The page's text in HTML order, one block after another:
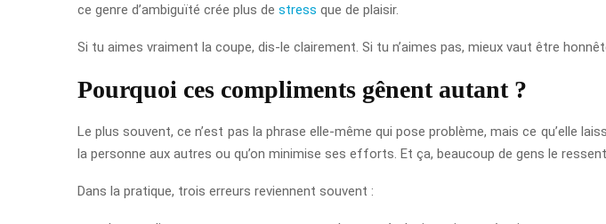
ce genre d’ambiguïté crée plus de stress que de plaisir.
Si tu aimes vraiment la coupe, dis-le clairement. Si tu n’aimes pas, mieux vaut être
Pourquoi ces compliments gênent autant ?
Le plus souvent, ce n’est pas la phrase elle-même qui pose problème, mais ce qu’elle
la personne aux autres ou qu’on minimise ses efforts. Et ça, beaucoup de gens le
Dans la pratique, trois erreurs reviennent souvent :